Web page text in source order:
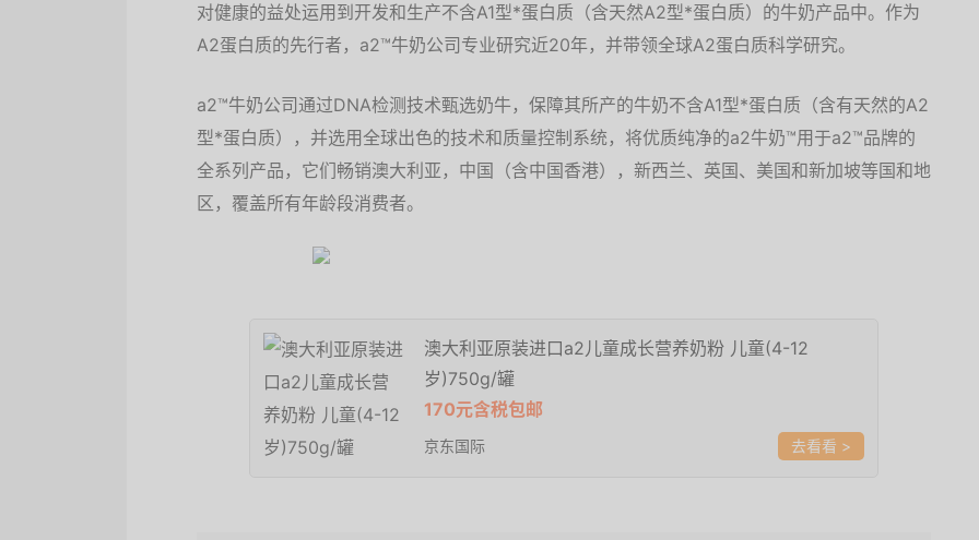
对健康的益处运用到开发和生产不含A1型*蛋白质（含天然A2型*蛋白质）的牛奶产品中。作为
A2蛋白质的先行者，a2™牛奶公司专业研究近20年，并带领全球A2蛋白质科学研究。
a2™牛奶公司通过DNA检测技术甄选奶牛，保障其所产的牛奶不含A1型*蛋白质（含有天然的A2
型*蛋白质），并选用全球出色的技术和质量控制系统，将优质纯净的a2牛奶™用于a2™品牌的
全系列产品，它们畅销澳大利亚，中国（含中国香港），新西兰、英国、美国和新加坡等国和地
区，覆盖所有年龄段消费者。
澳大利亚原装进口a2儿童成长营养奶粉 儿童(4-12
岁)750g/罐
170元含税包邮
京东国际 >